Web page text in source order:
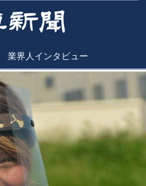
業界人インタビュー